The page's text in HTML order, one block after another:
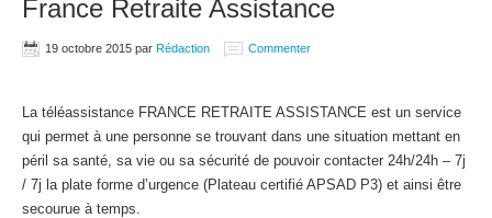
France Retraite Assistance
19 octobre 2015 par Rédaction Commenter
La téléassistance FRANCE RETRAITE ASSISTANCE est un service
qui permet à une personne se trouvant dans une situation mettant en
péril sa santé, sa vie ou sa sécurité de pouvoir contacter 24h/24h – 7j
/ 7j la plate forme d’urgence (Plateau certifié APSAD P3) et ainsi être
secourue à temps.